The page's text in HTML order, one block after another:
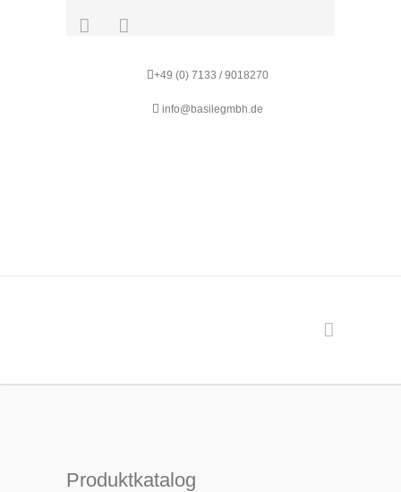
+49 (0) 7133 / 9018270
info@basilegmbh.de
Produktkatalog